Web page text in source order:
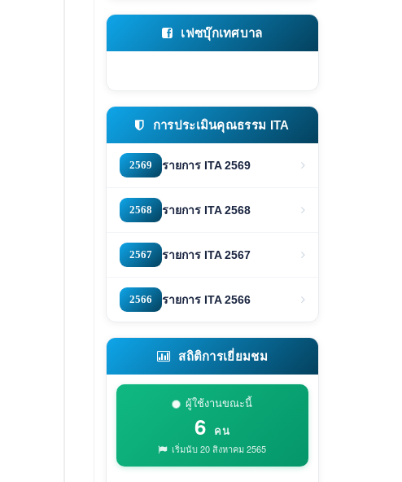
เฟซบุ๊กเทศบาล
การประเมินคุณธรรม ITA
2569 รายการ ITA 2569
2568 รายการ ITA 2568
2567 รายการ ITA 2567
2566 รายการ ITA 2566
สถิติการเยี่ยมชม
ผู้ใช้งานขณะนี้
6 คน
เริ่มนับ 20 สิงหาคม 2565